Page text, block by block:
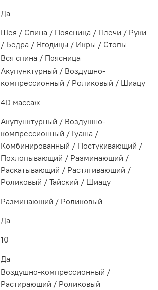
Да
Шея / Спина / Поясница / Плечи / Руки
/ Бедра / Ягодицы / Икры / Стопы
Вся спина / Поясница
Акупунктурный / Воздушно-
компрессионный / Роликовый / Шиацу
4D массаж
Акупунктурный / Воздушно-
компрессионный / Гуаша /
Комбинированный / Постукивающий /
Похлопывающий / Разминающий /
Раскатывающий / Растягивающий /
Роликовый / Тайский / Шиацу
Разминающий / Роликовый
Да
10
Да
Воздушно-компрессионный /
Растирающий / Роликовый